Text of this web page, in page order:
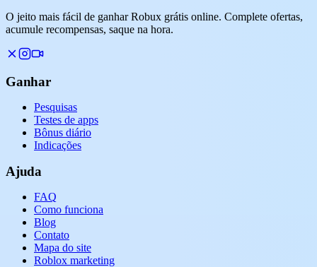
O jeito mais fácil de ganhar Robux grátis online. Complete ofertas,
acumule recompensas, saque na hora.
Ganhar
Pesquisas
Testes de apps
Bônus diário
Indicações
Ajuda
FAQ
Como funciona
Blog
Contato
Mapa do site
Roblox marketing